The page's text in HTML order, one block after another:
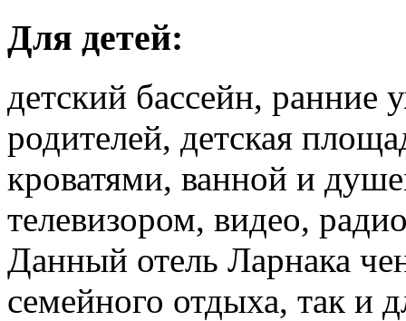
Для детей:
детский бассейн,
родителей, детская
кроватями, ванной и
телевизором, видео,
Данный отель Ларнака
семейного отдыха, так и